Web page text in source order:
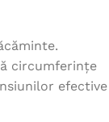
circumferințe
efective